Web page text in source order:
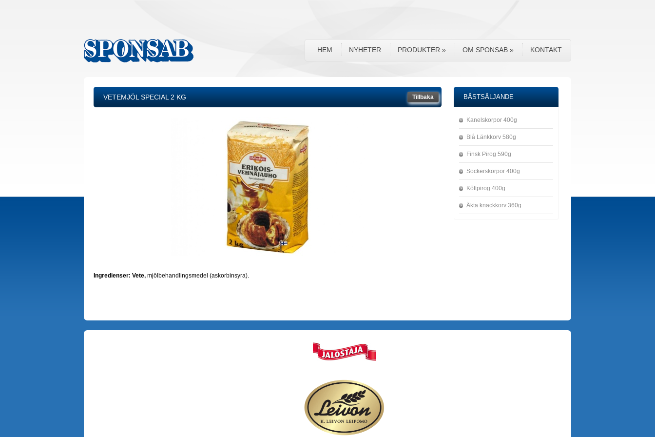
HEM NYHETER PRODUKTER » OM SPONSAB » KONTAKT
Tillbaka
VETEMJÖL SPECIAL 2 KG
Ingredienser: Vete, mjölbehandlingsmedel (askorbinsyra).
BÄSTSÄLJANDE
Kanelskorpor 400g
Blå Länkkorv 580g
Finsk Pirog 590g
Sockerskorpor 400g
Köttpirog 400g
Äkta knackkorv 360g